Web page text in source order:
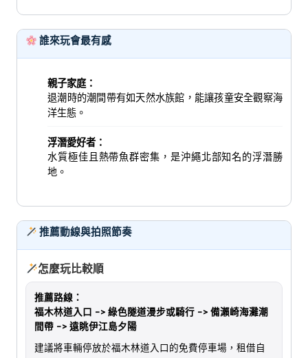
誰來玩會最有感
親子家庭：
退潮時的潮間帶有如天然水族館，能讓孩童安全觀察海
洋生態。
浮潛愛好者：
水質極佳且熱帶魚群密集，是沖繩北部知名的浮潛勝
地。
推薦動線與拍照節奏
怎麼玩比較順
推薦路線：
福木林道入口 -> 綠色隧道漫步或騎行 -> 備瀨崎海灘潮
間帶 -> 遠眺伊江島夕陽
建議將車輛停放於福木林道入口的免費停車場，租借自